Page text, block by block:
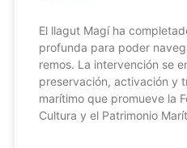
El llagut Magí ha
profunda para poder
remos. La intervención se
preservación, activación y
marítimo que promueve la
Cultura y el Patrimonio